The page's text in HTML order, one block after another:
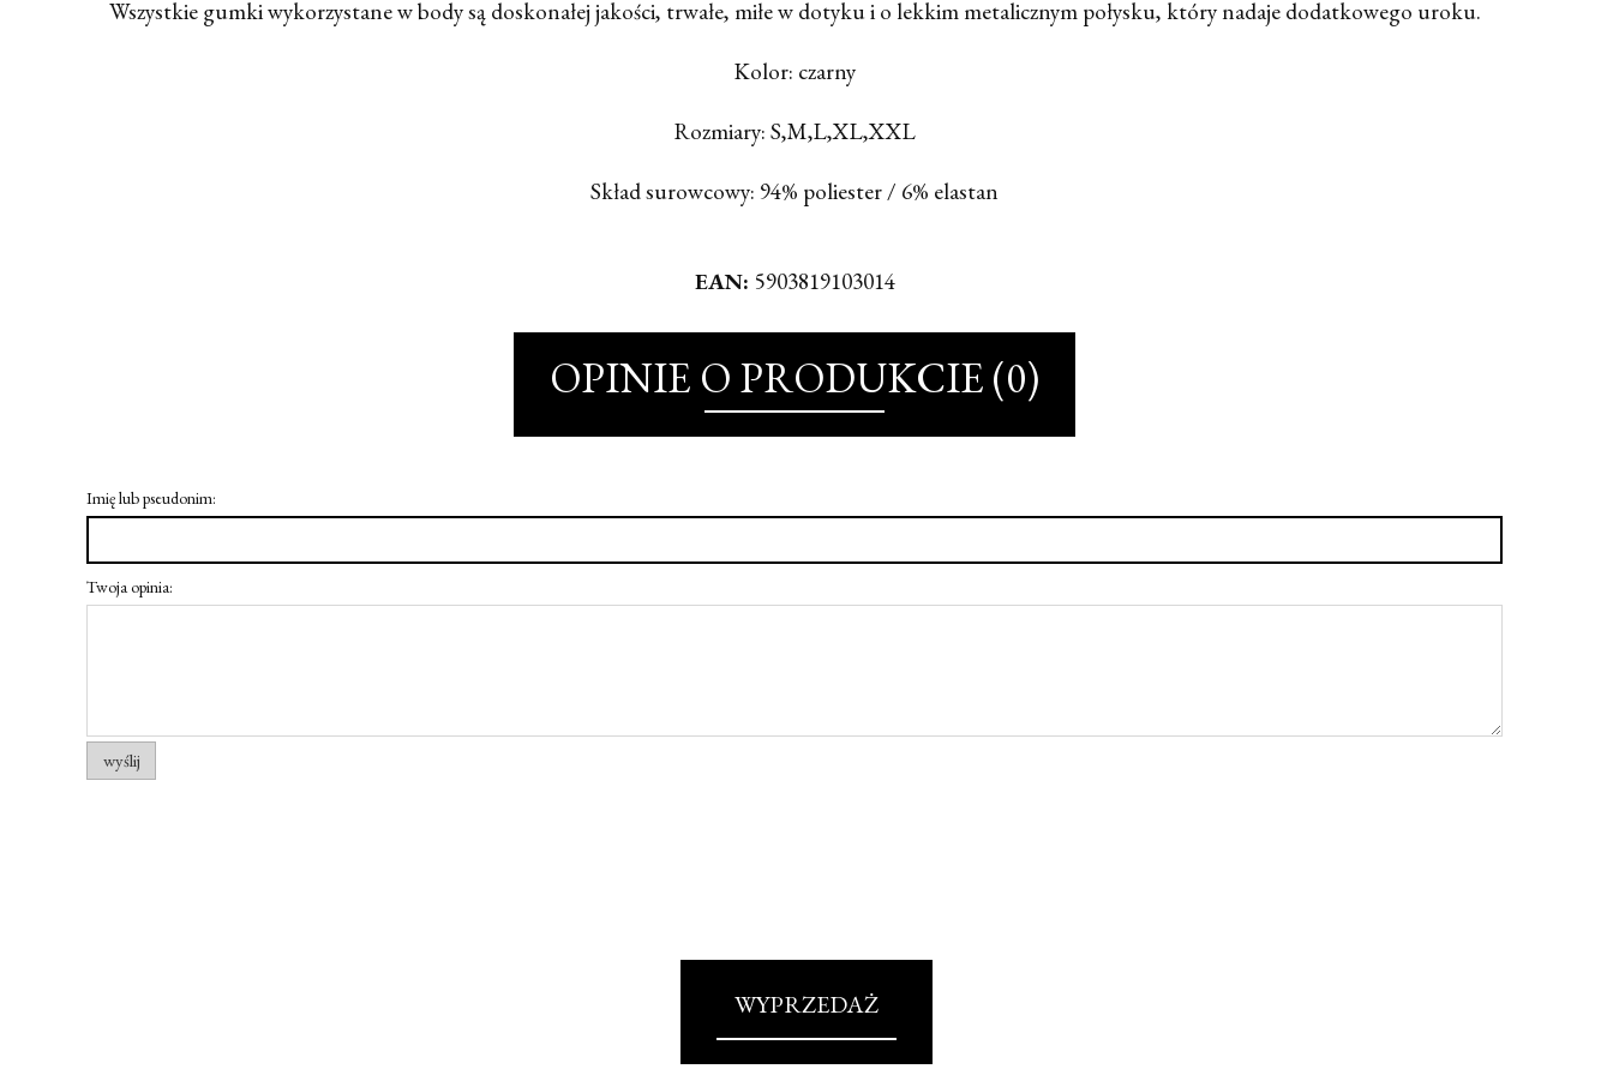
Wszystkie gumki wykorzystane w body są doskonałej jakości, trwałe, miłe w dotyku i o lekkim metalicznym połysku, który nadaje dodatkowego uroku.
Kolor: czarny
Rozmiary: S,M,L,XL,XXL
Skład surowcowy: 94% poliester / 6% elastan
EAN: 5903819103014
OPINIE O PRODUKCIE (0)
Imię lub pseudonim:
Twoja opinia:
wyślij
WYPRZEDAŻ